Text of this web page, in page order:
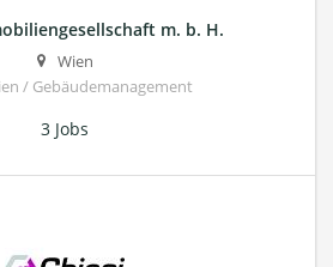
m. b. H.
Wien
/ Gebäudemanagement
3 Jobs